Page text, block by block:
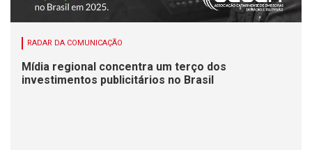
RADAR DA COMUNICAÇÃO
Mídia regional concentra um terço dos
investimentos publicitários no Brasil